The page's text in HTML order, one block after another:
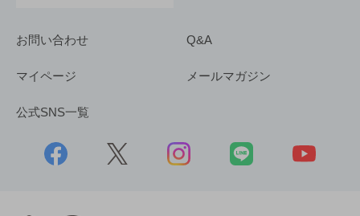
お問い合わせ Q&A
マイページ メールマガジン
公式SNS一覧